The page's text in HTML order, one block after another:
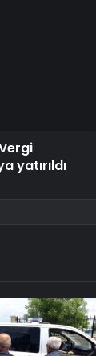
yatırıldı